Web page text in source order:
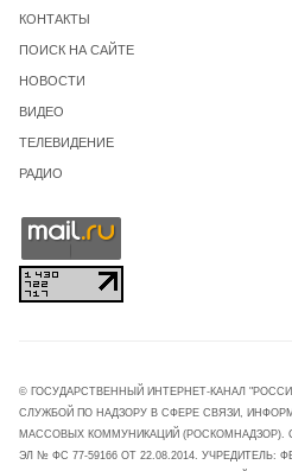
КОНТАКТЫ
ПОИСК НА САЙТЕ
НОВОСТИ
ВИДЕО
ТЕЛЕВИДЕНИЕ
РАДИО
© ГОСУДАРСТВЕННЫЙ ИНТЕРНЕТ-КАНАЛ
СЛУЖБОЙ ПО НАДЗОРУ В СФЕРЕ СВЯЗИ,
МАССОВЫХ КОММУНИКАЦИЙ (РОСКОМНАДЗОР).
ЭЛ № ФС 77-59166 ОТ 22.08.2014. УЧРЕДИТЕЛЬ: